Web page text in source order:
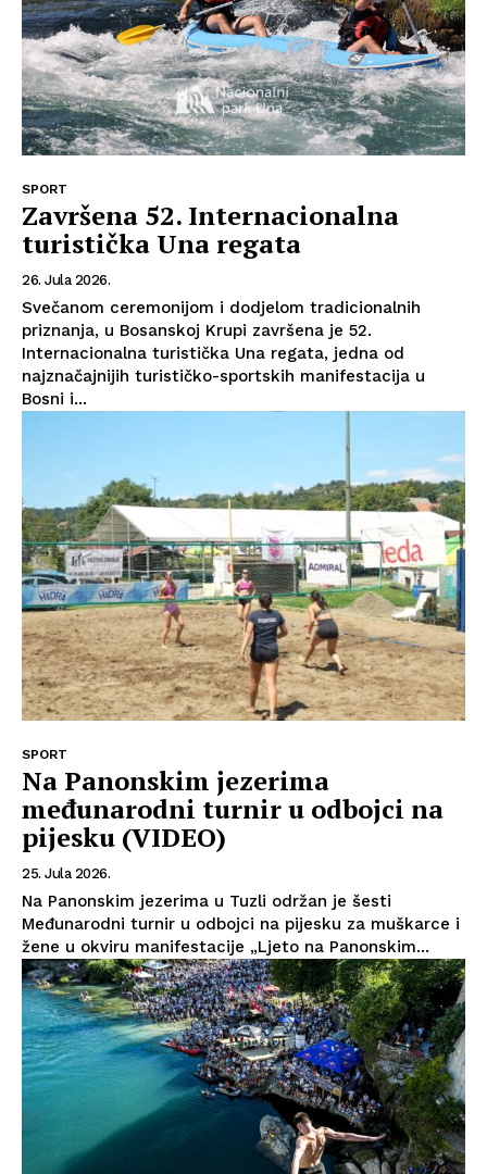
Info
Kontakt
Impressum
SPORT
Završena 52. Internacionalna
turistička Una regata
26. Jula 2026.
Svečanom ceremonijom i dodjelom tradicionalnih
priznanja, u Bosanskoj Krupi završena je 52.
Internacionalna turistička Una regata, jedna od
najznačajnijih turističko-sportskih manifestacija u
Bosni i...
SPORT
Na Panonskim jezerima
međunarodni turnir u odbojci na
pijesku (VIDEO)
25. Jula 2026.
Na Panonskim jezerima u Tuzli održan je šesti
Međunarodni turnir u odbojci na pijesku za muškarce i
žene u okviru manifestacije „Ljeto na Panonskim...